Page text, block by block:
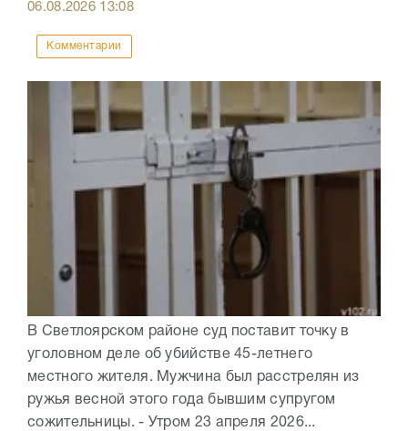
06.08.2026 13:08
Комментарии
В Светлоярском районе суд поставит точку в
уголовном деле об убийстве 45-летнего
местного жителя. Мужчина был расстрелян из
ружья весной этого года бывшим супругом
сожительницы. - Утром 23 апреля 2026...